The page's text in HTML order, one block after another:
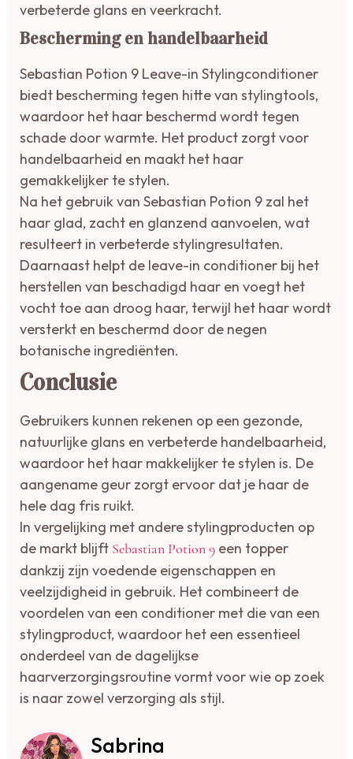
verbeterde glans en veerkracht.
Bescherming en handelbaarheid
Sebastian Potion 9 Leave-in Stylingconditioner
biedt bescherming tegen hitte van stylingtools,
waardoor het haar beschermd wordt tegen
schade door warmte. Het product zorgt voor
handelbaarheid en maakt het haar
gemakkelijker te stylen.
Na het gebruik van Sebastian Potion 9 zal het
haar glad, zacht en glanzend aanvoelen, wat
resulteert in verbeterde stylingresultaten.
Daarnaast helpt de leave-in conditioner bij het
herstellen van beschadigd haar en voegt het
vocht toe aan droog haar, terwijl het haar wordt
versterkt en beschermd door de negen
botanische ingrediënten.
Conclusie
Gebruikers kunnen rekenen op een gezonde,
natuurlijke glans en verbeterde handelbaarheid,
waardoor het haar makkelijker te stylen is. De
aangename geur zorgt ervoor dat je haar de
hele dag fris ruikt.
In vergelijking met andere stylingproducten op
de markt blijft Sebastian Potion 9 een topper
dankzij zijn voedende eigenschappen en
veelzijdigheid in gebruik. Het combineert de
voordelen van een conditioner met die van een
stylingproduct, waardoor het een essentieel
onderdeel van de dagelijkse
haarverzorgingsroutine vormt voor wie op zoek
is naar zowel verzorging als stijl.
Sabrina